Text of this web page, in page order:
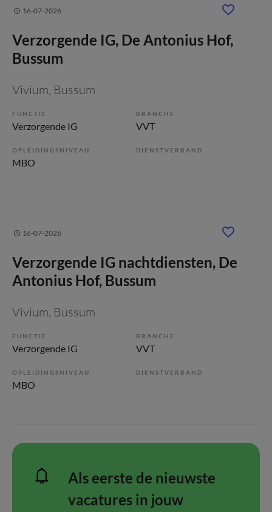
16-07-2026
Verzorgende IG, De Antonius Hof,
Bussum
Vivium, Bussum
FUNCTIE
Verzorgende IG
BRANCHE
VVT
OPLEIDINGSNIVEAU
MBO
DIENSTVERBAND
16-07-2026
Verzorgende IG nachtdiensten, De
Antonius Hof, Bussum
Vivium, Bussum
FUNCTIE
Verzorgende IG
BRANCHE
VVT
OPLEIDINGSNIVEAU
MBO
DIENSTVERBAND
Als eerste de nieuwste
vacatures in jouw